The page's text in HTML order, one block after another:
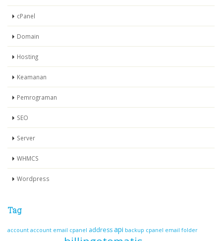
cPanel
Domain
Hosting
Keamanan
Pemrograman
SEO
Server
WHMCS
Wordpress
Tag
account account email cpanel addressapi backup cpanel email folder